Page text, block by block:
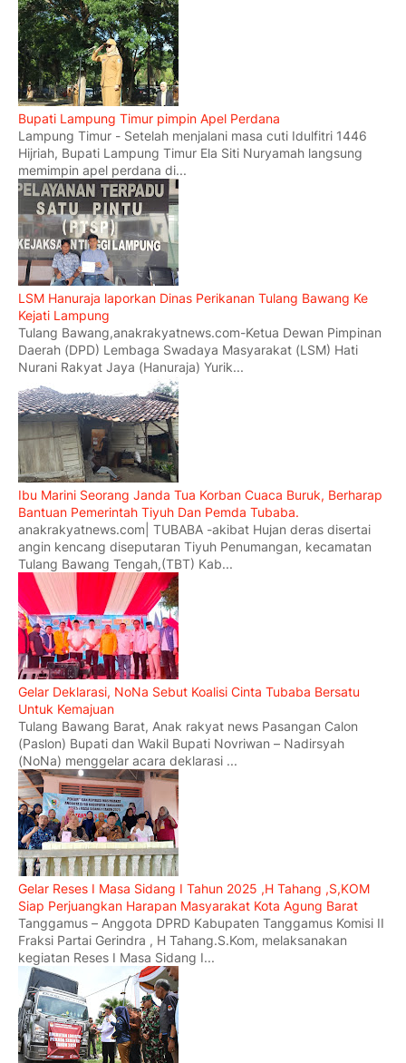
Bupati Lampung Timur pimpin Apel Perdana
Lampung Timur - Setelah menjalani masa cuti Idulfitri 1446
Hijriah, Bupati Lampung Timur Ela Siti Nuryamah langsung
memimpin apel perdana di...
LSM Hanuraja laporkan Dinas Perikanan Tulang Bawang Ke
Kejati Lampung
Tulang Bawang,anakrakyatnews.com-Ketua Dewan Pimpinan
Daerah (DPD) Lembaga Swadaya Masyarakat (LSM) Hati
Nurani Rakyat Jaya (Hanuraja) Yurik...
Ibu Marini Seorang Janda Tua Korban Cuaca Buruk, Berharap
Bantuan Pemerintah Tiyuh Dan Pemda Tubaba.
anakrakyatnews.com| TUBABA -akibat Hujan deras disertai
angin kencang diseputaran Tiyuh Penumangan, kecamatan
Tulang Bawang Tengah,(TBT) Kab...
Gelar Deklarasi, NoNa Sebut Koalisi Cinta Tubaba Bersatu
Untuk Kemajuan
Tulang Bawang Barat, Anak rakyat news Pasangan Calon
(Paslon) Bupati dan Wakil Bupati Novriwan – Nadirsyah
(NoNa) menggelar acara deklarasi ...
Gelar Reses I Masa Sidang I Tahun 2025 ,H Tahang ,S,KOM
Siap Perjuangkan Harapan Masyarakat Kota Agung Barat
Tanggamus – Anggota DPRD Kabupaten Tanggamus Komisi II
Fraksi Partai Gerindra , H Tahang.S.Kom, melaksanakan
kegiatan Reses I Masa Sidang I...